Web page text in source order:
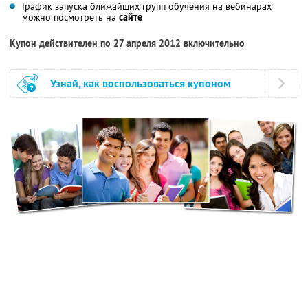
График запуска ближайших групп обучения на вебинарах
можно посмотреть на сайте
Купон действителен по 27 апреля 2012 включительно
Узнай, как воспользоваться купоном